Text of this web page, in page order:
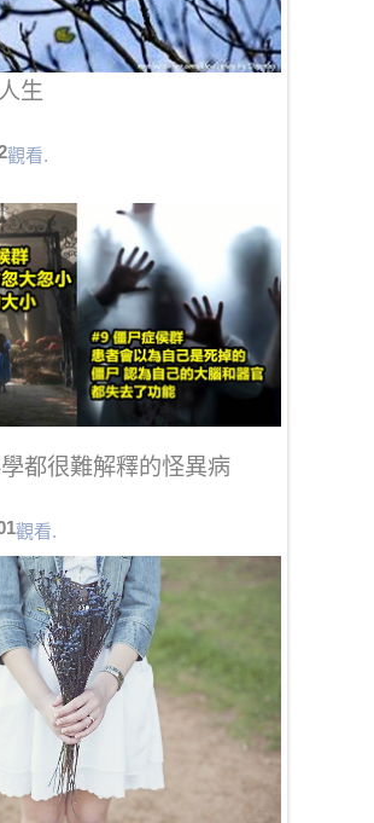
生
觀看.
都很難解釋的怪異病
觀看.